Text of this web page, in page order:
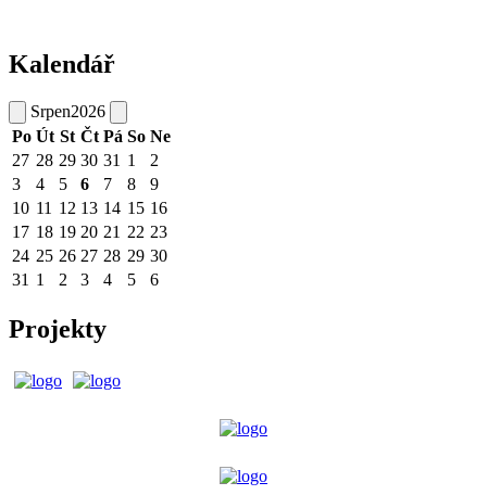
Kalendář
Srpen2026
Po Út St Čt Pá So Ne
27 28 29 30 31 1
2
3
4 5 6 7 8
9
10 11 12 13 14 15 16
17 18 19 20 21 22 23
24 25 26 27 28 29 30
31 1 2 3 4 5 6
Projekty